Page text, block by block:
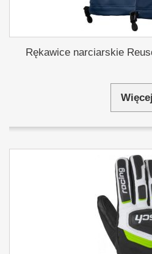
Rękawice narciarskie
Więcej